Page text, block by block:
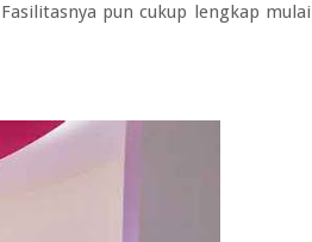
pun cukup lengkap mulai